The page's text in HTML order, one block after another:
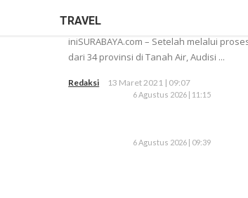
iniSURABAYA.com – Setelah melalui
dari 34 provinsi di Tanah Air, Audisi ...
Redaksi 13 Maret 2021 | 09:07
TRAVEL
6 Agustus 2026 | 11:15
6 Agustus 2026 | 09:39